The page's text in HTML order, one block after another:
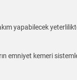
yapabilecek
emniyet kemeri